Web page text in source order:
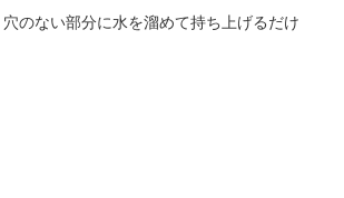
のない部分に水を溜めて持ち上げるだけ